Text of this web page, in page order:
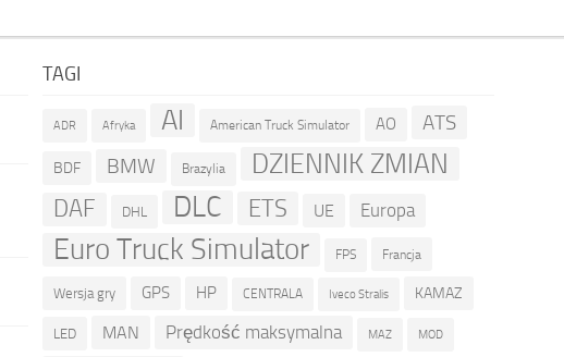
TAGI
ADR Afryka AI American Truck Simulator AO ATS
BDF BMW Brazylia DZIENNIK ZMIAN
DAF DHL DLC ETS UE Europa
Euro Truck Simulator FPS Francja
Wersja gry GPS HP CENTRALA Iveco Stralis KAMAZ
LED MAN Prędkość maksymalna MAZ MOD